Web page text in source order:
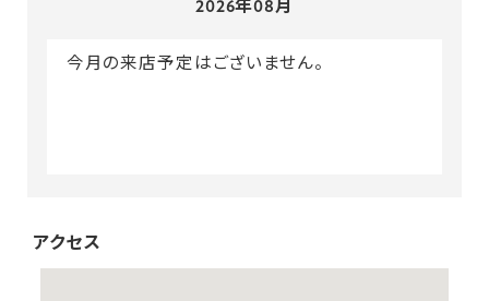
2026年08月
今月の来店予定はございません。
アクセス